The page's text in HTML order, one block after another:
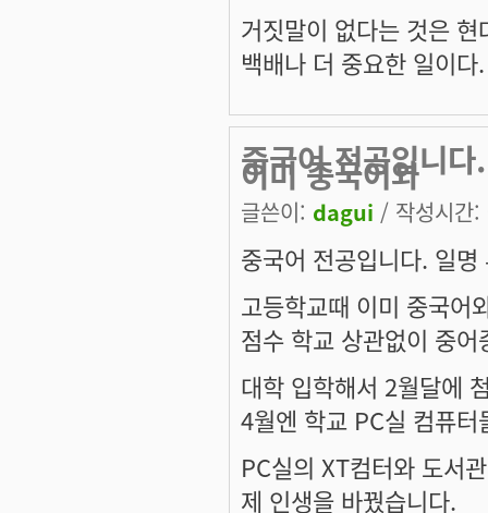
거짓말이 없다는 것은
백배나 더 중요한 일이다.
중국어 전공입니
이미 중국어와
글쓴이: dagui / 작성시간
중국어 전공입니다. 일
고등학교때 이미 중국어
점수 학교 상관없이 중
대학 입학해서 2월달에
4월엔 학교 PC실 컴퓨
PC실의 XT컴터와 도서
제 인생을 바꿨습니다.